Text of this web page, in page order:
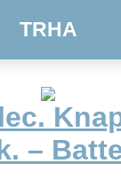
TRHA
–